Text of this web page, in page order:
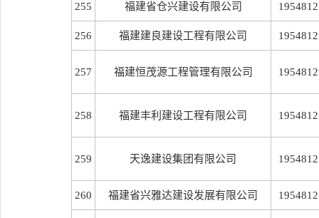
255 福建省仓兴建设有限公司 1954812
256 福建建良建设工程有限公司 1954812
257 福建恒茂源工程管理有限公司 1954812
258 福建丰利建设工程有限公司 1954812
259 天逸建设集团有限公司 1954812
260 福建省兴雅达建设发展有限公司 1954812